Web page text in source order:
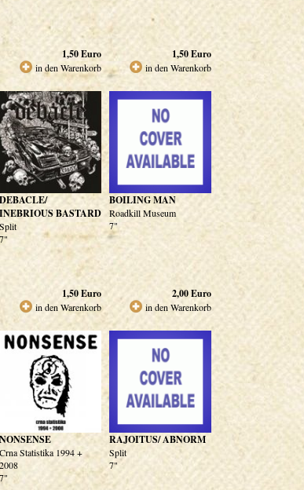
1,50Euro
in den Warenkorb
1,50Euro
in den Warenkorb
DEBACLE/
INEBRIOUS BASTARD
Split
7"
1,50Euro
in den Warenkorb
BOILING MAN
Roadkill Museum
7"
2,00Euro
in den Warenkorb
NONSENSE
Crna Statistika 1994 +
2008
7"
RAJOITUS/ ABNORM
Split
7"